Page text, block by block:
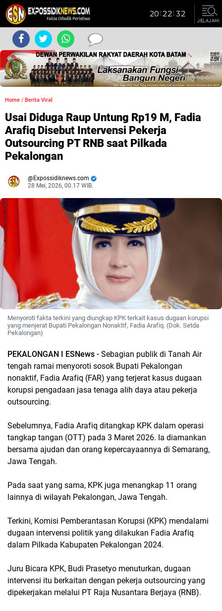
JELAJAHI
Home / Berita Viral
Usai Diduga Raup Untung Rp19 M, Fadia
Arafiq Disebut Intervensi Pekerja
Outsourcing PT RNB saat Pilkada
Pekalongan
Expossidiknews.com
28 Mei, 2026, 00.17 WIB.
Menyoroti fakta terkini yang diungkap KPK terkait kasus dugaan korupsi
yang menjerat Bupati Pekalongan Nonaktif, Fadia Arafiq. (Dok. Setda
Pekalongan)
PEKALONGAN I ESNews - Sebagian publik di Tanah Air
tengah ramai menyoroti sosok Bupati Pekalongan
nonaktif, Fadia Arafiq (FAR) yang terjerat kasus dugaan
korupsi pengadaan jasa tenaga alih daya atau pekerja
outsourcing.
Sebelumnya, Fadia Arafiq ditangkap KPK dalam operasi
tangkap tangan (OTT) pada 3 Maret 2026. Ia diamankan
bersama ajudan dan orang kepercayaannya di Semarang,
Jawa Tengah.
Pada saat yang sama, KPK juga menangkap 11 orang
lainnya di wilayah Pekalongan, Jawa Tengah.
Terkini, Komisi Pemberantasan Korupsi (KPK) mendalami
dugaan intervensi politik yang dilakukan Fadia Arafiq
dalam Pilkada Kabupaten Pekalongan 2024.
Juru Bicara KPK, Budi Prasetyo menuturkan, dugaan
intervensi itu berkaitan dengan pekerja outsourcing yang
dipekerjakan melalui PT Raja Nusantara Berjaya (RNB).